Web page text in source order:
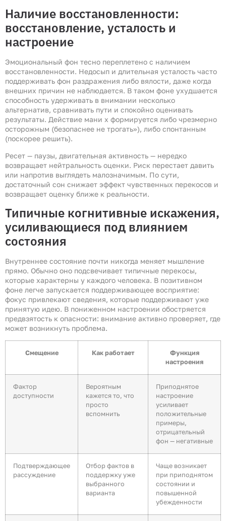
Наличие восстановленности:
восстановление, усталость и
настроение
Эмоциональный фон тесно переплетено с наличием
восстановленности. Недосып и длительная усталость часто
поддерживать фон раздражения либо вялости, даже когда
внешних причин не наблюдается. В таком фоне ухудшается
способность удерживать в внимании несколько
альтернатив, сравнивать пути и спокойно оценивать
результаты. Действие мани х формируется либо чрезмерно
осторожным (безопаснее не трогать»), либо спонтанным
(поскорее решить).
Ресет — паузы, двигательная активность — нередко
возвращает нейтральность оценки. Риск перестает давить
или напротив выглядеть малозначимым. По сути,
достаточный сон снижает эффект чувственных перекосов и
возвращает оценку ближе к реальности.
Типичные когнитивные искажения,
усиливающиеся под влиянием
состояния
Внутреннее состояние почти никогда меняет мышление
прямо. Обычно оно подсвечивает типичные перекосы,
которые характерны у каждого человека. В позитивном
фоне легче запускается поддерживающее восприятие:
фокус привлекают сведения, которые поддерживают уже
принятую идею. В пониженном настроении обостряется
предвзятость к опасности: внимание активно проверяет, где
может возникнуть проблема.
Смещение Как работает
Функция
настроения
Фактор
доступности
Вероятным
кажется то, что
просто
вспомнить
Приподнятое
настроение
усиливает
положительные
примеры,
отрицательный
фон — негативные
Подтверждающее
рассуждение
Отбор фактов в
поддержку уже
выбранного
варианта
Чаще возникает
при приподнятом
состоянии и
повышенной
убежденности